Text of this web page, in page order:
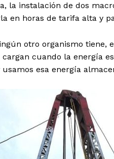
la instalación de dos
en horas de tarifa alta y
otro organismo
cuando la energía
esa energía